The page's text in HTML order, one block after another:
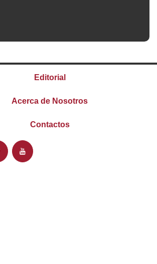
Editorial
Acerca de Nosotros
Contactos